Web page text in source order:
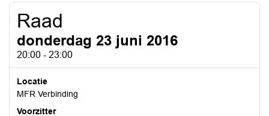
Raad
donderdag 23 juni 2016
20:00 - 23:00
Locatie
MFR Verbinding
Voorzitter